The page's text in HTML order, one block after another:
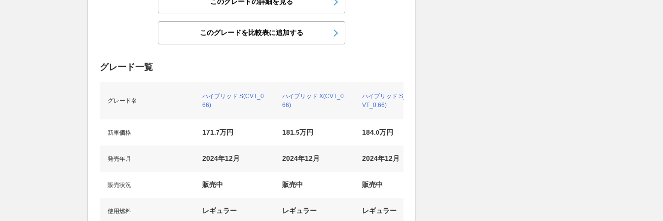
このグレードの詳細を見る
このグレードを比較表に追加する
グレード一覧
グレード名
ハイブリッド S(CVT_0.
66)
ハイブリッド X(CVT_0.
66)
ハイブリッド S_4WD(C
VT_0.66)
新車価格 171.7万円 181.5万円 184.0万円
発売年月 2024年12月 2024年12月 2024年12月
販売状況 販売中 販売中 販売中
使用燃料 レギュラー レギュラー レギュラー